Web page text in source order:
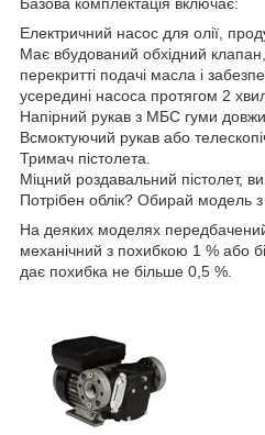
Електричний насос для олії,
Має вбудований обхідний
перекритті подачі масла і
усередині насоса протягом 2
Напірний рукав з МБС гуми
Всмоктуючий рукав або
Тримач пістолета.
Міцний роздавальний пістолет,
Потрібен облік? Обирай модель
На деяких моделях
механічний з похибкою 1 % або
дає похибка не більше 0,5 %.